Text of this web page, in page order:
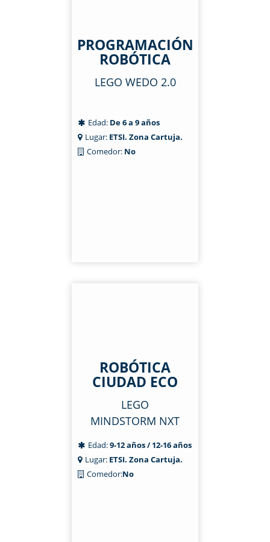
PROGRAMACIÓN
ROBÓTICA
LEGO WEDO 2.0
Edad: De 6 a 9 años
Lugar: ETSI. Zona Cartuja.
Comedor: No
ROBÓTICA
CIUDAD ECO
LEGO
MINDSTORM NXT
Edad:9-12 años / 12-16 años
Lugar: ETSI. Zona Cartuja.
Comedor:No